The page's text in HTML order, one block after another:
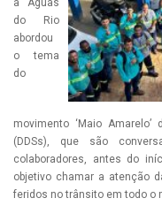
a Águas
do Rio
abordou
o tema
do
movimento ‘Maio
(DDSs), que são
colaboradores, antes do
objetivo chamar a atenção
feridos no trânsito em todo o